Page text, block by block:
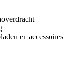
en accessoires